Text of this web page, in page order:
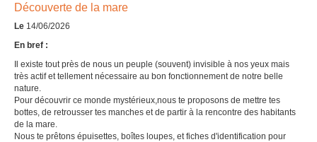
Découverte de la mare
Le 14/06/2026
En bref :
Il existe tout près de nous un peuple (souvent) invisible à nos yeux mais
très actif et tellement nécessaire au bon fonctionnement de notre belle
nature.
Pour découvrir ce monde mystérieux,nous te proposons de mettre tes
bottes, de retrousser tes manches et de partir à la rencontre des habitants
de la mare.
Nous te prêtons épuisettes, boîtes loupes, et fiches d'identification pour